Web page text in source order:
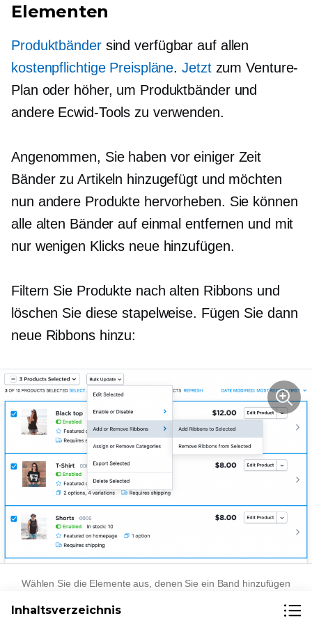
Elementen
Produktbändersind verfügbar auf allen
kostenpflichtige Preispläne.Jetztzum Venture-
Plan oder höher, um Produktbänder und
andere Ecwid-Tools zu verwenden.
Angenommen, Sie haben vor einiger Zeit
Bänder zu Artikeln hinzugefügt und möchten
nun andere Produkte hervorheben. Sie können
alle alten Bänder auf einmal entfernen und mit
nur wenigen Klicks neue hinzufügen.
Filtern Sie Produkte nach alten Ribbons und
löschen Sie diese stapelweise. Fügen Sie dann
neue Ribbons hinzu:
Wählen Sie die Elemente aus, denen Sie ein Band hinzufügen
Inhaltsverzeichnis